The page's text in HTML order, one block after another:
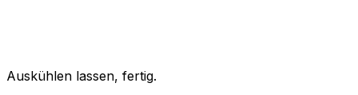
Auskühlen lassen, fertig.